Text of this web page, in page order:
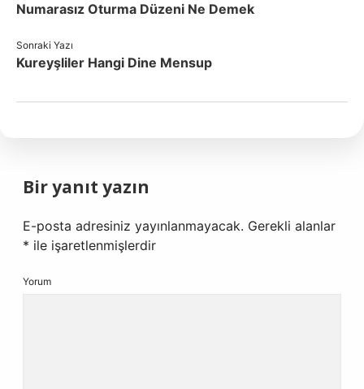
Numarasız Oturma Düzeni Ne Demek
Sonraki Yazı
Kureyşliler Hangi Dine Mensup
Bir yanıt yazın
E-posta adresiniz yayınlanmayacak. Gerekli alanlar
* ile işaretlenmişlerdir
Yorum